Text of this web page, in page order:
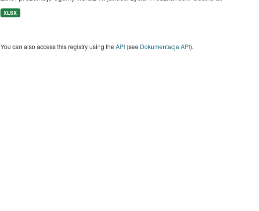
XLSX
You can also access this registry using theAPI(see Dokumentacja API).